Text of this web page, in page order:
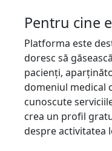
Pentru cine
Platforma este
doresc să
pacienți,
domeniul medical
cunoscute
crea un profil
despre activitatea